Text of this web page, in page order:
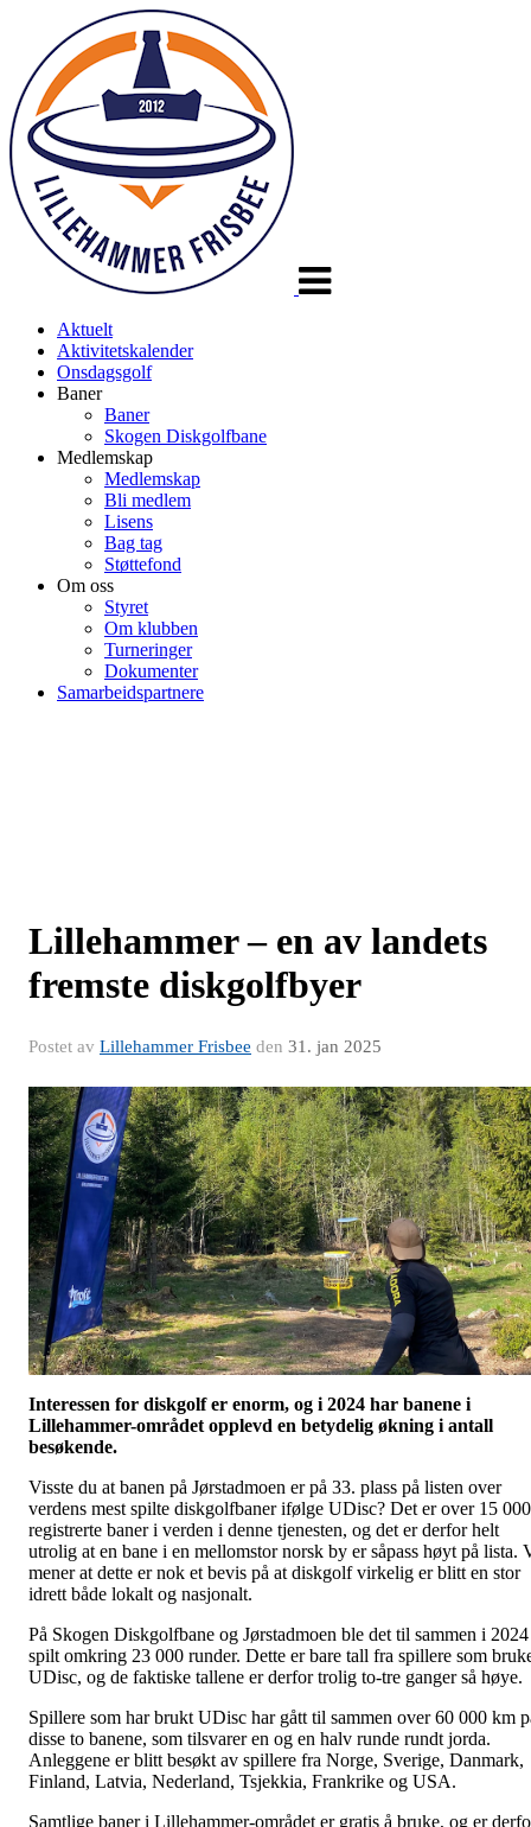
Aktuelt
Aktivitetskalender
Onsdagsgolf
Baner
Baner
Skogen Diskgolfbane
Medlemskap
Medlemskap
Bli medlem
Lisens
Bag tag
Støttefond
Om oss
Styret
Om klubben
Turneringer
Dokumenter
Samarbeidspartnere
Lillehammer – en av landets
fremste diskgolfbyer
Postet av Lillehammer Frisbee den 31. jan 2025
Interessen for diskgolf er enorm, og i 2024 har banene i
Lillehammer-området opplevd en betydelig økning i antall
besøkende.
Visste du at banen på Jørstadmoen er på 33. plass på listen over
verdens mest spilte diskgolfbaner ifølge UDisc? Det er over 15 000
registrerte baner i verden i denne tjenesten, og det er derfor helt
utrolig at en bane i en mellomstor norsk by er såpass høyt på lista.
mener at dette er nok et bevis på at diskgolf virkelig er blitt en stor
idrett både lokalt og nasjonalt.
På Skogen Diskgolfbane og Jørstadmoen ble det til sammen i 2024
spilt omkring 23 000 runder. Dette er bare tall fra spillere som
UDisc, og de faktiske tallene er derfor trolig to-tre ganger så høye.
Spillere som har brukt UDisc har gått til sammen over 60 000 km
disse to banene, som tilsvarer en og en halv runde rundt jorda.
Anleggene er blitt besøkt av spillere fra Norge, Sverige, Danmark,
Finland, Latvia, Nederland, Tsjekkia, Frankrike og USA.
Samtlige baner i Lillehammer-området er gratis å bruke, og er